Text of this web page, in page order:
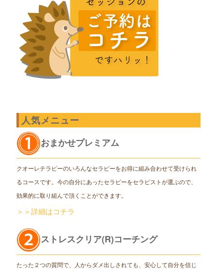
人気メニュー
おまかせプレミアム
クオーレテラピーのいろんなセラピーをお得に組み合わせて受けられ
るコースです。今の自分にあったセラピーをセラピストが選ぶので、
効果的に取り組んで頂くことができます。
＞＞詳細はコチラ
ストレスクリア(R)コーチング
たった２つの質問で、人からダメ出しされても、安心して自分を信じ